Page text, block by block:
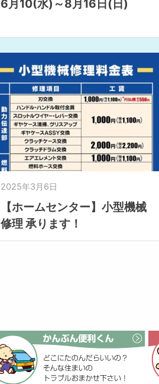
6月10(水)～8月16日(日)
2025年3月6日
【ホームセンター】小型機械
修理 承ります！